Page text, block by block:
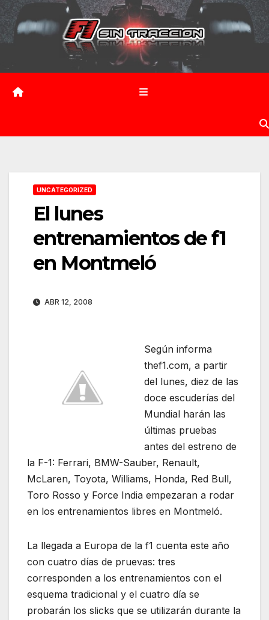
Saltar
contenido
UNCATEGORIZED
El lunes
entrenamientos de f1
en Montmeló
ABR 12, 2008
Según informa
thef1.com, a partir
del lunes, diez de las
doce escuderías del
Mundial harán las
últimas pruebas
antes del estreno de
la F-1: Ferrari, BMW-Sauber, Renault,
McLaren, Toyota, Williams, Honda, Red Bull,
Toro Rosso y Force India empezaran a rodar
en los entrenamientos libres en Montmeló.
La llegada a Europa de la f1 cuenta este año
con cuatro días de pruevas: tres
corresponden a los entrenamientos con el
esquema tradicional y el cuatro día se
probarán los slicks que se utilizarán durante la